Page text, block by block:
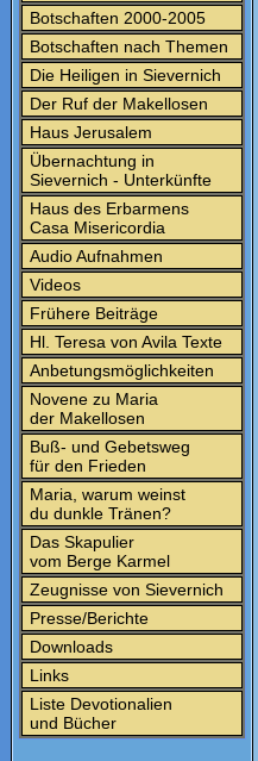
Botschaften 2000-2005
Botschaften nach Themen
Die Heiligen in Sievernich
Der Ruf der Makellosen
Haus Jerusalem
Übernachtung in
Sievernich - Unterkünfte
Haus des Erbarmens
Casa Misericordia
Audio Aufnahmen
Videos
Frühere Beiträge
Hl. Teresa von Avila Texte
Anbetungsmöglichkeiten
Novene zu Maria
der Makellosen
Buß- und Gebetsweg
für den Frieden
Maria, warum weinst
du dunkle Tränen?
Das Skapulier
vom Berge Karmel
Zeugnisse von Sievernich
Presse/Berichte
Downloads
Links
Liste Devotionalien
und Bücher